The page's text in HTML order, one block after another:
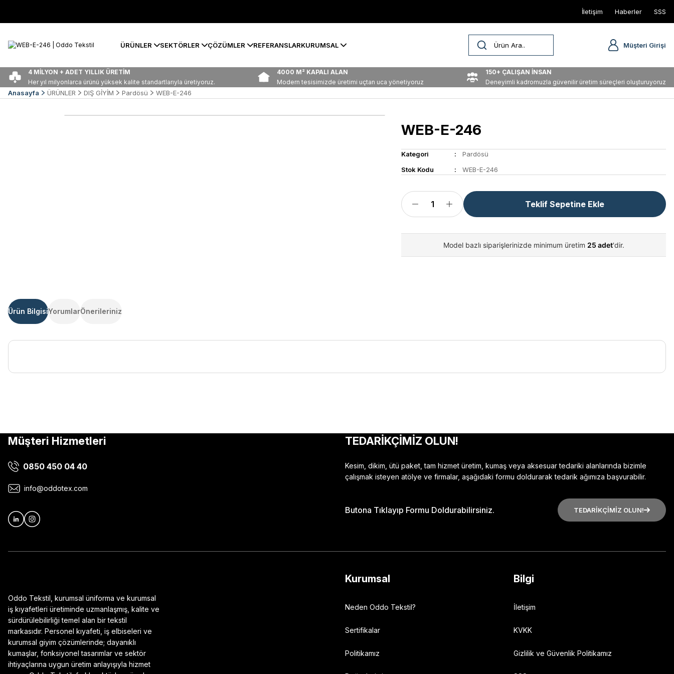
İletişim Haberler SSS
ÜRÜNLER SEKTÖRLER ÇÖZÜMLER REFERANSLARKURUMSAL Müşteri Girişi
4 MİLYON + ADET YILLIK ÜRETİM
Her yıl milyonlarca ürünü yüksek kalite standartlarıyla üretiyoruz.
4000 M² KAPALI ALAN
Modern tesisimizde üretimi uçtan uca yönetiyoruz
150+ ÇALIŞAN İNSAN
Deneyimli kadromuzla güvenilir üretim süreçleri oluşturuyoruz
Anasayfa ÜRÜNLER DIŞ GİYİM Pardösü WEB-E-246
WEB-E-246
Kategori
Pardösü
Stok Kodu
WEB-E-246
Teklif Sepetine Ekle
Model bazlı siparişlerinizde minimum üretim 25 adet'dir.
Ürün BilgisiYorumlarÖnerileriniz
Yorum Yaz
Ürün resmi kalitesiz, bozuk veya görüntülenemiyor.
Ürün bilgilerinde hatalar bulunuyor.
Müşteri Hizmetleri
0850 450 04 40
info@oddotex.com
TEDARİKÇİMİZ OLUN!
Kesim, dikim, ütü paket, tam hizmet üretim, kumaş veya aksesuar tedariki alanlarında bizimle
çalışmak isteyen atölye ve firmalar, aşağıdaki formu doldurarak tedarik ağımıza başvurabilir.
Butona Tıklayıp Formu Doldurabilirsiniz. TEDARİKÇİMİZ OLUN!
Oddo Tekstil, kurumsal üniforma ve kurumsal
iş kıyafetleri üretiminde uzmanlaşmış, kalite ve
sürdürülebilirliği temel alan bir tekstil
markasıdır. Personel kıyafeti, iş elbiseleri ve
kurumsal giyim çözümlerinde; dayanıklı
kumaşlar, fonksiyonel tasarımlar ve sektör
ihtiyaçlarına uygun üretim anlayışıyla hizmet
Kurumsal
Neden Oddo Tekstil?
Sertifikalar
Politikamız
Bilgi
İletişim
KVKK
Gizlilik ve Güvenlik Politikamız